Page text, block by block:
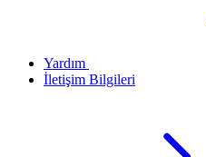
Yardım
İletişim Bilgileri